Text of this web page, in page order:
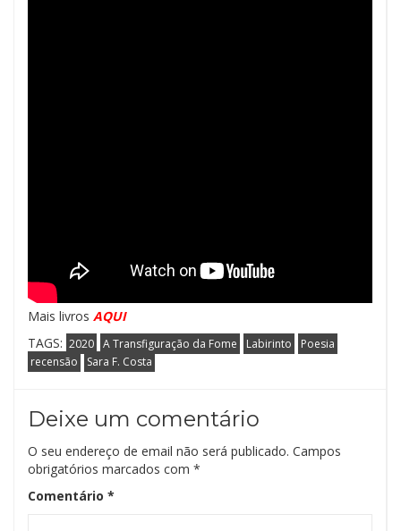
Mais livros AQUI
TAGS: 2020 A Transfiguração da Fome Labirinto
Poesia
recensão
Sara F. Costa
Deixe um comentário
O seu endereço de email não será publicado. Campos
obrigatórios marcados com *
Comentário *